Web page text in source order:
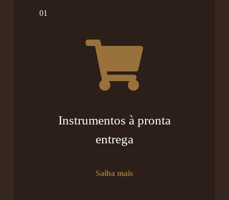
01
Instrumentos à pronta
entrega
Saiba mais